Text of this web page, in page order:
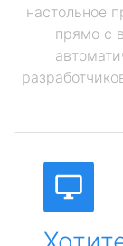
настольное
прямо с